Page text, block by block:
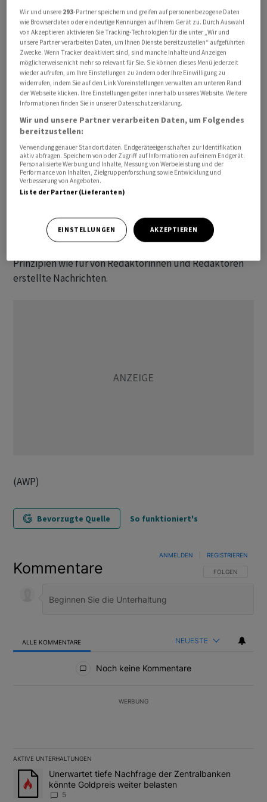
Alle angegebenen Zeiten beziehen sich auf MESZ.
Die mit «awp international» gekennzeichneten
Meldungen stammen von unserer Partneragentur dpa-
AFX Wirtschaftsnachrichten GmbH, Frankfurt am Main.
Alle Meldungen werden mit journalistischer Sorgfalt
erarbeitet. Für Verzögerungen, Irrtümer, Fehler und
Unterlassungen wird jedoch keine Haftung
übernommen. Kopien, Nachdrucke oder sonstige
Vervielfältigungen bedürfen der Genehmigung von AWP.
algorithmischen respektive KI-basierten Systemen
produziert werden. Für automatisch erzeugte
Prinzipien wie für von Redaktorinnen und Redaktoren
erstellte Nachrichten.
(AWP)
Bevorzugte Quelle So funktioniert's
Kommentare FOLGE DIESER
FOLGEN
ANMELDEN REGISTRIEREN
ALLE KOMMENTARE NEUESTE
Noch keine Kommentare
WERBUNG
AKTIVE UNTERHALTUNGEN
Das Folgende ist eine Liste der am meisten kommentierten
Ein Trendartikel mit dem Titel "Unerwartet tiefe Nachfrage der
Unerwartet tiefe Nachfrage der Zentralbanken
könnte Goldpreis weiter belasten
5
Wir und unsere 293-Partner speichern und greifen auf personenbezogene Daten
wie Browserdaten oder eindeutige Kennungen auf Ihrem Gerät zu. Durch Auswahl
von Akzeptieren aktivieren Sie Tracking-Technologien für die unter „Wir und
unsere Partner verarbeiten Daten, um Ihnen Dienste bereitzustellen“ aufgeführten
Zwecke. Wenn Tracker deaktiviert sind, sind manche Inhalte und Anzeigen
möglicherweise nicht mehr so relevant für Sie. Sie können dieses Menü jederzeit
wieder aufrufen, um Ihre Einstellungen zu ändern oder Ihre Einwilligung zu
widerrufen, indem Sie auf den Link Voreinstellungen verwalten am unteren Rand
der Webseite klicken. Ihre Einstellungen gelten innerhalb unseres Website. Weitere
Informationen finden Sie in unserer Datenschutzerklärung.
Wir und unsere Partner verarbeiten Daten, um Folgendes
bereitzustellen:
Verwendung genauer Standortdaten. Endgeräteeigenschaften zur Identifikation
aktiv abfragen. Speichern von oder Zugriff auf Informationen auf einem Endgerät.
Personalisierte Werbung und Inhalte, Messung von Werbeleistung und der
Performance von Inhalten, Zielgruppenforschung sowie Entwicklung und
Verbesserung von Angeboten.
Liste der Partner (Lieferanten)
EINSTELLUNGEN AKZEPTIEREN